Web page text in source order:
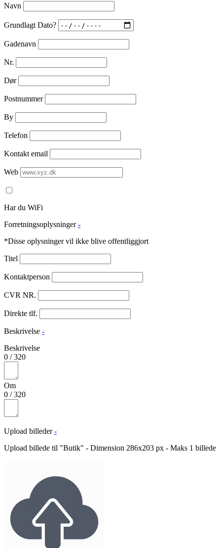
Navn
Grundlagt Dato?
Gadenavn
Nr.
Dør
Postnummer
By
Telefon
Kontakt email
Web
Har du WiFi
Forretningsoplysninger -
*Disse oplysninger vil ikke blive offentliggjort
Titel
Kontaktperson
CVR NR.
Direkte tlf.
Beskrivelse -
Beskrivelse
0 /320
Om
0 /320
Upload billeder -
Upload billede til "Butik" - Dimension 286x203 px - Maks 1 billede